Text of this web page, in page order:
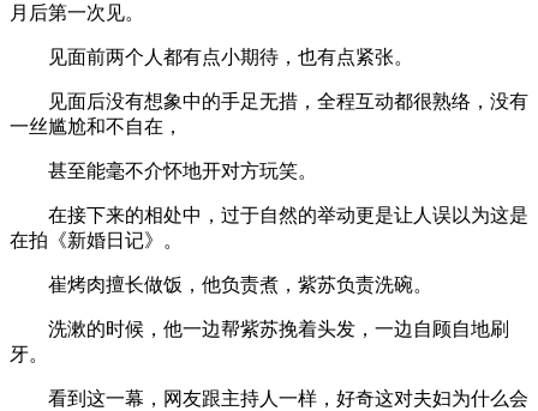
月后第一次见。
见面前两个人都有点小期待，也有点紧张。
见面后没有想象中的手足无措，全程互动都很熟络，没有
一丝尴尬和不自在，
甚至能毫不介怀地开对方玩笑。
在接下来的相处中，过于自然的举动更是让人误以为这是
在拍《新婚日记》。
崔烤肉擅长做饭，他负责煮，紫苏负责洗碗。
洗漱的时候，他一边帮紫苏挽着头发，一边自顾自地刷
牙。
看到这一幕，网友跟主持人一样，好奇这对夫妇为什么会